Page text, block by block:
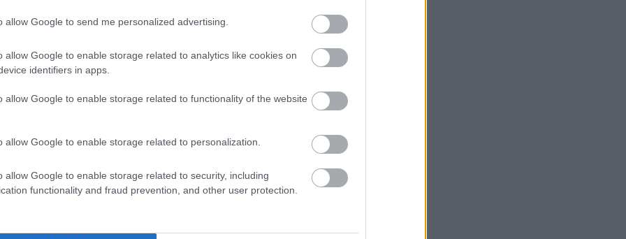
allow Google to send me personalized advertising.
allow Google to enable storage related to analytics like cookies on
identifiers in apps.
allow Google to enable storage related to functionality of the website
allow Google to enable storage related to personalization.
allow Google to enable storage related to security, including
functionality and fraud prevention, and other user protection.
jogelődeinél is dolgozott, jó ötletnek tartaná ezt a
egy futam, ahol mindenki ugyanolyan autót
– nyilatkozta az LBG -nek. –
Korábban már
a szponzorációban rejlenek, amely nagyon
az a pont, ahol nehézzé válik a dolog.”
hogy mi lenne az eredménye egy ilyen
ilyen körülmények között is meglehetősen
Verstappen így is megverné a mezőny többi
az elismertsége szempontjából.